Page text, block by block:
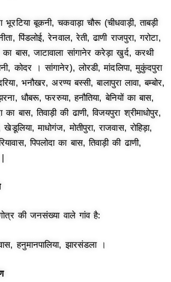
भूरटिया बूकनी, चकवाड़ा चौरू (चीधवाड़ी, ताबड़ी
पिंडलोई, रेनवाल, रेती, ढाणी राजपुरा, गरोटा,
का बास, जाटावाला सांगानेर करेड़ा खुर्द, करथी
कोदर । सांगानेर), लोरडी, मांदलिपा, मुकुंदपुरा
भनौखर, अरण्य बस्सी, बालापुरा लावा, बम्बोर,
धौबरू, फररुया, हनौतिया, बेनियों का बास,
का बास, तिवाड़ी की ढाणी, विजयपुरा श्रीमाधोपुर,
खेडूलिया, माधोगंज, मोतीपुरा, राजवास, रोहिड़ा,
पिपलोदा का बास, तिवाड़ी की ढाणी,
की जनसंख्या वाले गांव है:
हनुमानपालिया, झारसंडला ।